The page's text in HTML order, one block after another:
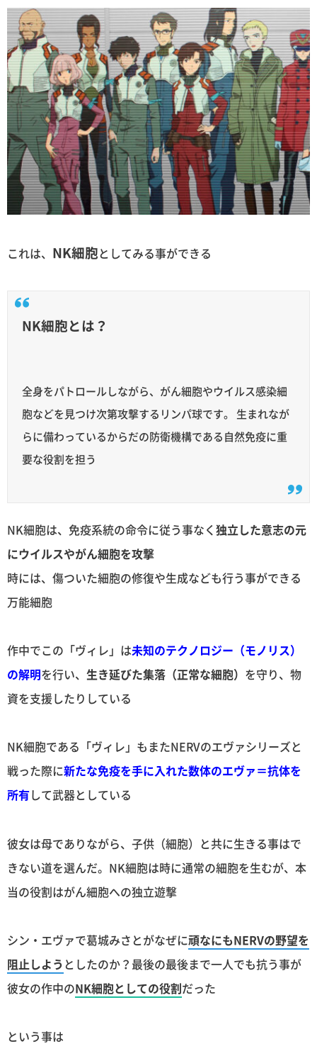
これは、 NK細胞としてみる事ができる
NK細胞とは？
全身をパトロールしながら、がん細胞やウイルス感染細
胞などを見つけ次第攻撃するリンパ球です。 生まれなが
らに備わっているからだの防衛機構である自然免疫に重
要な役割を担う
NK細胞は、免疫系統の命令に従う事なく独立した意志の元
にウイルスやがん細胞を攻撃
時には、傷ついた細胞の修復や生成なども行う事ができる
万能細胞
作中でこの「ヴィレ」は未知のテクノロジー（モノリス）
の解明を行い、 生き延びた集落（正常な細胞） を守り、物
資を支援したりしている
NK細胞である「ヴィレ」もまたNERVのエヴァシリーズと
戦った際に新たな免疫を手に入れた数体のエヴァ＝抗体を
所有して武器としている
彼女は母でありながら、子供（細胞）と共に生きる事はで
きない道を選んだ。NK細胞は時に通常の細胞を生むが、本
当の役割はがん細胞への独立遊撃
シン・エヴァで葛城みさとがなぜに頑なにもNERVの野望を
阻止しよう としたのか？最後の最後まで一人でも抗う事が
彼女の作中のNK細胞としての役割だった
という事は